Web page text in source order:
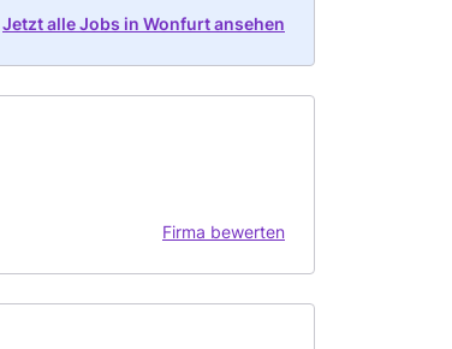
Jetzt alle Jobs in Wonfurt ansehen
Firma bewerten